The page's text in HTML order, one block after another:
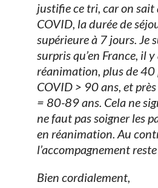
justifie ce tri, car on sait
COVID, la durée de
supérieure à 7 jours. Je
surpris qu’en France, il
réanimation, plus de
COVID > 90 ans, et
= 80-89 ans. Cela ne
ne faut pas soigner les
en réanimation. Au
l’accompagnement
Bien cordialement,